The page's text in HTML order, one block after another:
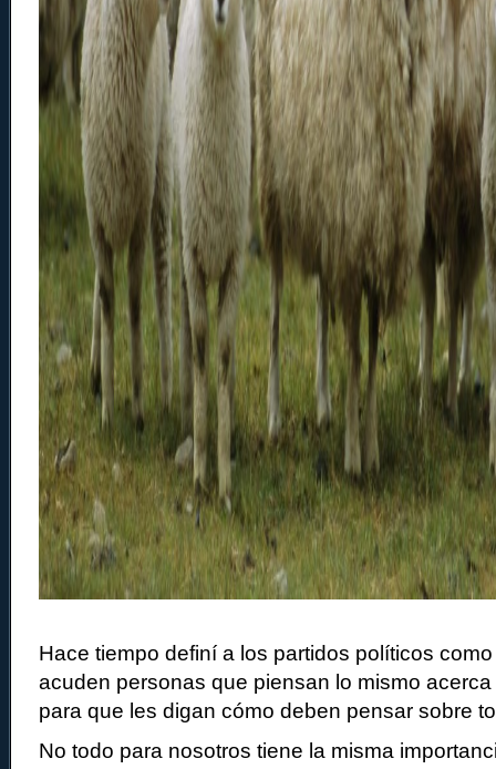
Hace tiempo definí a los partidos políticos
acuden personas que piensan lo mismo
para que les digan cómo deben pensar sobre
No todo para nosotros tiene la misma